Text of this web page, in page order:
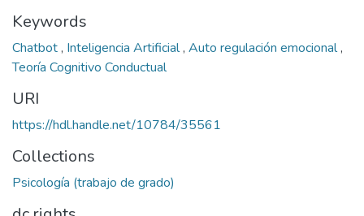
Keywords
Chatbot, Inteligencia Artificial, Auto regulación emocional,
Teoría Cognitivo Conductual
URI
https://hdl.handle.net/10784/35561
Collections
Psicología (trabajo de grado)